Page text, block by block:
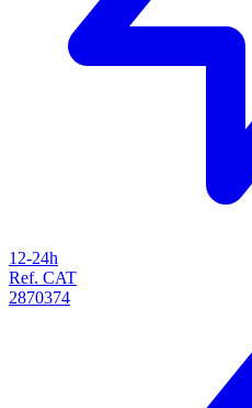
12-24h
Ref. CAT
2870374